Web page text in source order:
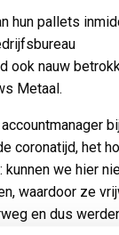
hun pallets
ook nauw
Metaal.
coronatijd, het
kunnen we hier
waardoor ze
en dus